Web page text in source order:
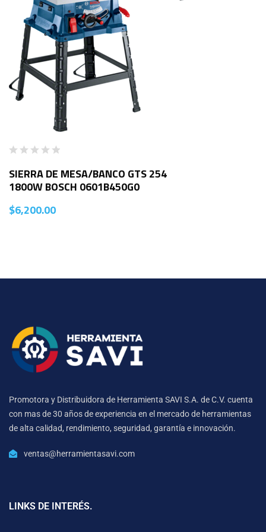
SIERRA DE MESA/BANCO GTS 254
1800W BOSCH 0601B450G0
$6,200.00
Promotora y Distribuidora de Herramienta SAVI S.A. de C.V. cuenta
con mas de 30 años de experiencia en el mercado de herramientas
de alta calidad, rendimiento, seguridad, garantía e innovación.
ventas@herramientasavi.com
LINKS DE INTERÉS.